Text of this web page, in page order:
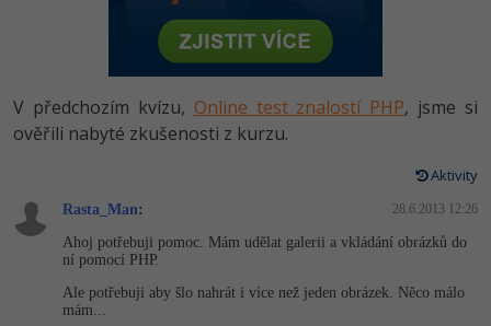
HTML5, CSS3, Bootstrap, SEO
Testování a verzování
React
Spring
JavaScript
Python
HTML / CSS
UML a návrhové vzory
MySQL/MariaDB
Vývojář mobilních aplikací
Specialista na AI a bigdata
C# Game developer
Tester
Systémový administrátor
-80%
-80%
PHP -80%
-80%
V předchozím kvízu, Online test znalostí PHP, jsme si
ověřili nabyté zkušenosti z kurzu.
Aktivity
Rasta_Man: 28.6.2013 12:26
Ahoj potřebuji pomoc. Mám udělat galerii a vkládání obrázků do
ní pomocí PHP.
Ale potřebuji aby šlo nahrát i více než jeden obrázek. Něco málo
mám...